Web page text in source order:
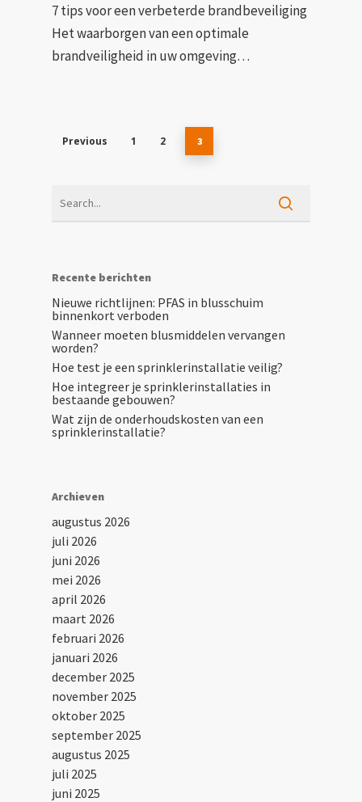
7 tips voor een verbeterde brandbeveiliging
Het waarborgen van een optimale
brandveiligheid in uw omgeving…
Previous 1 2 3
Recente berichten
Nieuwe richtlijnen: PFAS in blusschuim
binnenkort verboden
Wanneer moeten blusmiddelen vervangen
worden?
Hoe test je een sprinklerinstallatie veilig?
Hoe integreer je sprinklerinstallaties in
bestaande gebouwen?
Wat zijn de onderhoudskosten van een
sprinklerinstallatie?
Archieven
augustus 2026
juli 2026
juni 2026
mei 2026
april 2026
maart 2026
februari 2026
januari 2026
december 2025
november 2025
oktober 2025
september 2025
augustus 2025
juli 2025
juni 2025